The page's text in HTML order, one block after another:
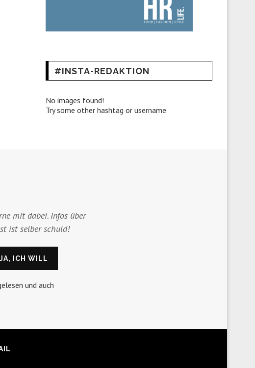
#INSTA-REDAKTION
No images found!
Try some other hashtag or username
mit dabei. Infos über
ist selber schuld!
und auch